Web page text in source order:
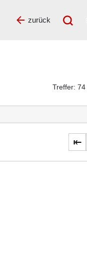
zurück
Treffer: 74